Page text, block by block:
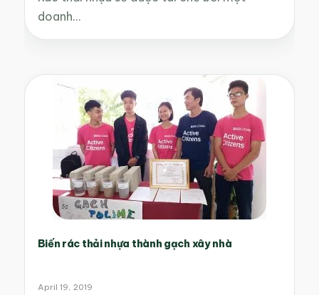
doanh…
Biến rác thải nhựa thành gạch xây nhà
April 19, 2019